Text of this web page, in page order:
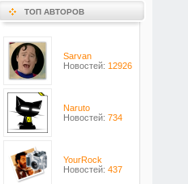
ТОП АВТОРОВ
Sarvan
Новостей: 12926
Naruto
Новостей: 734
YourRock
Новостей: 437